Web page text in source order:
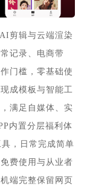
剪辑与云端渲染
记录、电商带
门槛，零基础使
成模板与智能工
满足自媒体、实
内置分层福利体
，日常完成简单
费使用与从业者
端完整保留网页